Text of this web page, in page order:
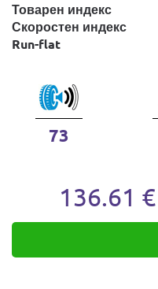
Товарен индекс
Скоростен индекс
Run-flat
73
136.61